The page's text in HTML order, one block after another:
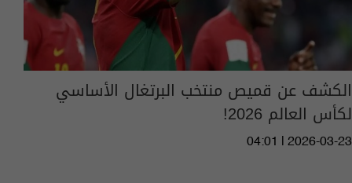
الكشف عن قميص منتخب البرتغال الأساسي
لكأس العالم 2026!
04:01 | 2026-03-23